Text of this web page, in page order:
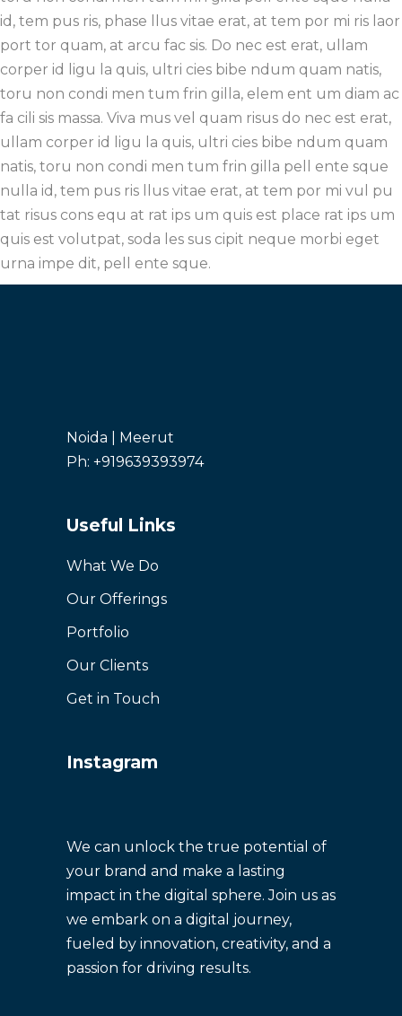
id, tem pus ris, phase llus vitae erat, at tem por mi ris laor
port tor quam, at arcu fac sis. Do nec est erat, ullam
corper id ligu la quis, ultri cies bibe ndum quam natis,
toru non condi men tum frin gilla, elem ent um diam ac
fa cili sis massa. Viva mus vel quam risus do nec est erat,
ullam corper id ligu la quis, ultri cies bibe ndum quam
natis, toru non condi men tum frin gilla pell ente sque
nulla id, tem pus ris llus vitae erat, at tem por mi vul pu
tat risus cons equ at rat ips um quis est place rat ips um
quis est volutpat, soda les sus cipit neque morbi eget
urna impe dit, pell ente sque.
Noida | Meerut
Ph: +919639393974
Useful Links
What We Do
Our Offerings
Portfolio
Our Clients
Get in Touch
Instagram
We can unlock the true potential of
your brand and make a lasting
impact in the digital sphere. Join us as
we embark on a digital journey,
fueled by innovation, creativity, and a
passion for driving results.